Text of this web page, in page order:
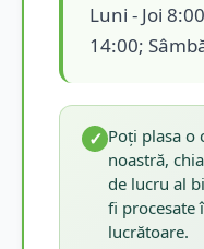
Luni - Joi
14:00;
✓ Poți plasa o
noastră,
de lucru al
fi procesate
lucrătoare.